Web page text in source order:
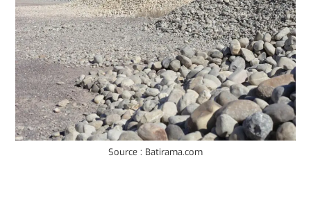
Source : Batirama.com